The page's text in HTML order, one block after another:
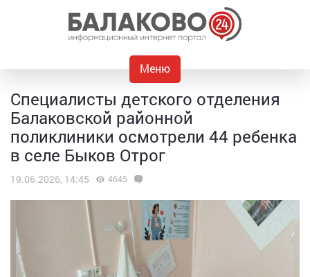
Меню
Специалисты детского отделения
Балаковской районной
поликлиники осмотрели 44 ребенка
в селе Быков Отрог
19.06.2026, 14:45 4645